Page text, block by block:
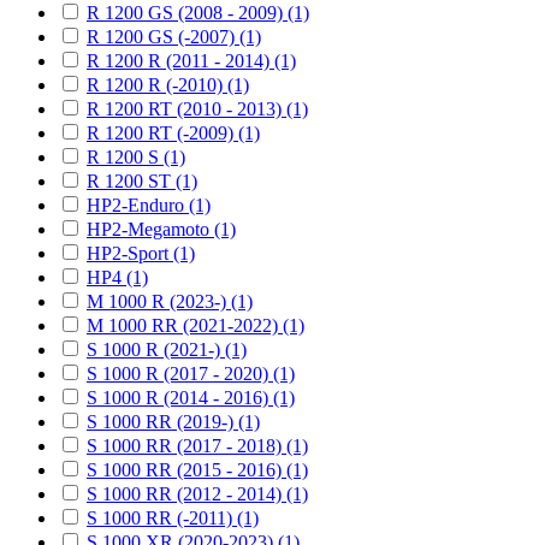
R 1200 GS (2008 - 2009) (1)
R 1200 GS (-2007) (1)
R 1200 R (2011 - 2014) (1)
R 1200 R (-2010) (1)
R 1200 RT (2010 - 2013) (1)
R 1200 RT (-2009) (1)
R 1200 S (1)
R 1200 ST (1)
HP2-Enduro (1)
HP2-Megamoto (1)
HP2-Sport (1)
HP4 (1)
M 1000 R (2023-) (1)
M 1000 RR (2021-2022) (1)
S 1000 R (2021-) (1)
S 1000 R (2017 - 2020) (1)
S 1000 R (2014 - 2016) (1)
S 1000 RR (2019-) (1)
S 1000 RR (2017 - 2018) (1)
S 1000 RR (2015 - 2016) (1)
S 1000 RR (2012 - 2014) (1)
S 1000 RR (-2011) (1)